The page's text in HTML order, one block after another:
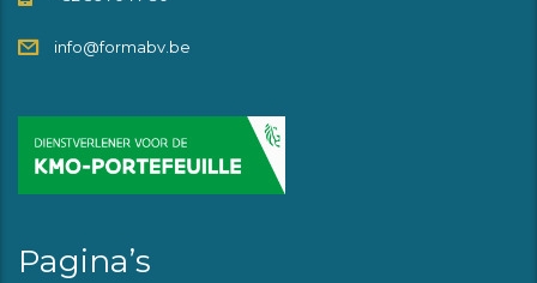
info@formabv.be
Pagina’s